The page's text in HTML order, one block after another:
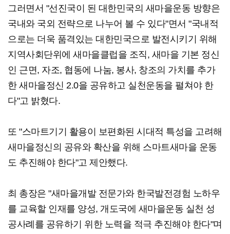
그러면서 "선진국이 된 대한민국의 새마을운동 방향은
국내와 국외 전략으로 나누어 볼 수 있다"면서 "국내적
으로는 더욱 품격있는 대한민국으로 발전시키기 위해
지역사회단위에 새마을클럽을 조직, 새마을 기본 정신
인 근면, 자조, 협동에 나눔, 봉사, 창조의 가치를 추가
한 새마을정신 2.0을 공유하고 실천운동을 펼쳐야 한
다"고 밝혔다.
또 "스마트기기 활용이 보편화된 시대적 특성을 고려해
새마을정신의 공유와 확산을 위해 스마트새마을 운동
도 추진해야 한다"고 제안했다.
최 총장은 "새마을개발 전문가와 한국발전경험 노하우
를 교육할 인재를 양성, 개도국에 새마을운동 실천 성
공사례를 공유하기 위한 노력을 적극 추진해야 한다"며